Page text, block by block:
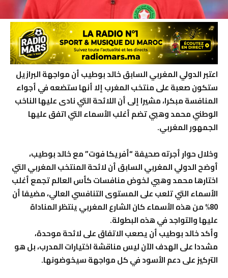
اعتبر الدولي المغربي السابق خالد بوطيب أن مواجهة البرازيل
ستكون صعبة على منتخب المغرب إلا أنها ستضعه في أجواء
المنافسة مبكرا، مشيرا إلى أن اللائحة التي نادى عليها الناخب
الوطني محمد وهبي تضم أغلب الأسماء التي اتفق عليها
الجمهور المغربي.
وخلال حوار أجرته صحيفة “أفريكا فوت” مع خالد بوطيب،
أوضح الدولي المغربي السابق أن لائحة المنتخب المغربي التي
اختارها محمد وهبي لخوض منافسات كأس العالم تجمع أغلب
الأسماء التي تلعب على المستوى التنافسي العالي، مضيفا أن
80% من هذه الأسماء كان الشارع المغربي ينتظر المناداة
عليها والتواجد في هذه البطولة.
وأكد خالد بوطيب أن يصعب الاتفاق على لائحة موحدة،
مشددا على الهدف الآن ليس مناقشة اختيارات المدرب، بل هو
التركيز على دعم الأسود في كل مواجهة سيخوضونها.